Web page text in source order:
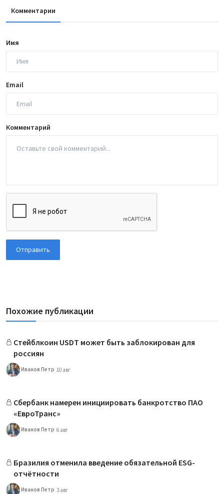
Комментарии
Имя
Email
Комментарий
Отправить
Похожие публикации
Cтейблкоин USDT может быть заблокирован для
россиян
Иванов Петр 10 авг
Сбербанк намерен инициировать банкротство ПАО
«ЕвроТранс»
Иванов Петр 6 авг
Бразилия отменила введение обязательной ESG-
отчётности
Иванов Петр 3 авг